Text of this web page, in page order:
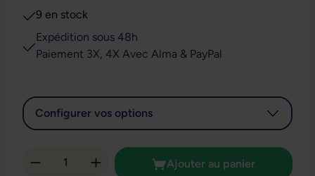
9 en stock
Expédition sous 48h
Paiement 3X, 4X Avec Alma & PayPal
Configurer vos options
Quantité de produit : Entrez la quantité
Ajouter au panier